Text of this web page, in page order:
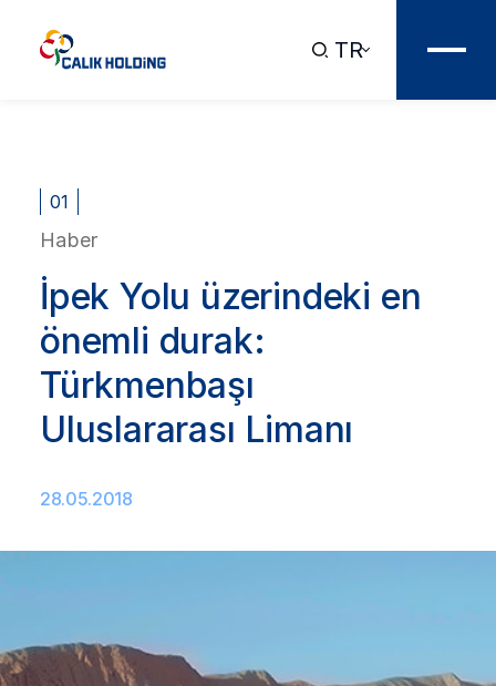
TR
01
Haber
İpek Yolu üzerindeki en
önemli durak:
Türkmenbaşı
Uluslararası Limanı
28.05.2018